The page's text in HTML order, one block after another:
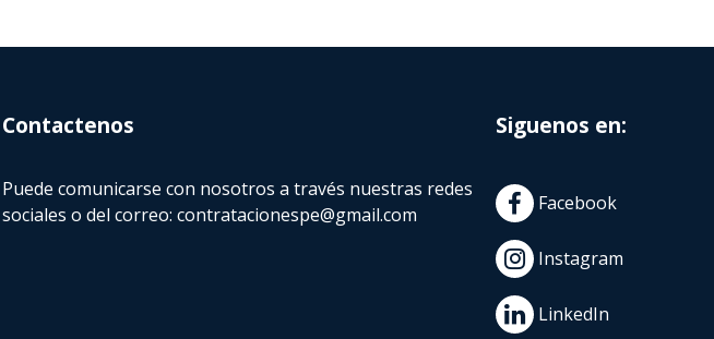
Contactenos
Puede comunicarse con nosotros a través nuestras redes
sociales o del correo:contratacionespe@gmail.com
Siguenos en:
Facebook
Instagram
LinkedIn